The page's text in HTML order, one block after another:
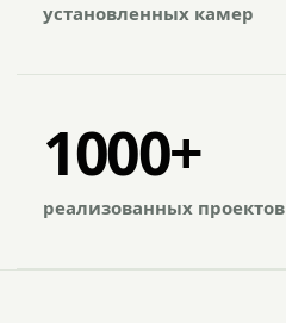
установленных камер
1000+
реализованных проектов